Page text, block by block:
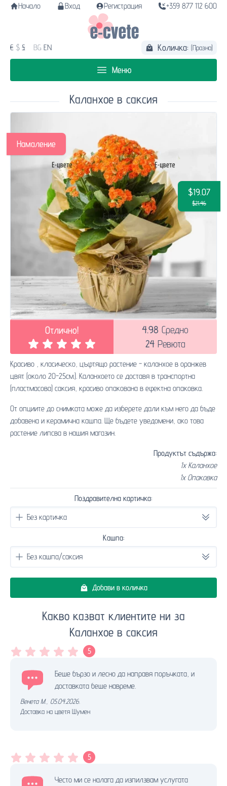
Начало Вход Регистрация +359 877 112 600
€ $ £ BG EN Количка: (Празна)
Меню
Каланхое в саксия
$19.07
$21.46
Намаление
Отлично! 4.98 Средно
24Ревюта
Красиво , класическо, цъфтящо растение - каланхое в оранжев
цвят (около 20-25см.). Каланхоето се доставя в транспортна
(пластмасова) саксия, красиво опакована в ефектна опаковка.
От опциите до снимката може да изберете дали към него да бъде
добавена и керамична кашпа. Ще бъдете уведомени, ако това
растение липсва в нашия магазин.
Продуктът съдържа:
1x Каланхое
1x Опаковка
Поздравителна картичка:
Кашпа:
Добави в количка
Какво казват клиентите ни за
Каланхое в саксия
5
Беше бързо и лесно да направя поръчката, и
доставката беше навреме.
Венета М. 05.04.2026.
Доставка на цветя Шумен
5
Често ми се налага да изпилзвам услугата